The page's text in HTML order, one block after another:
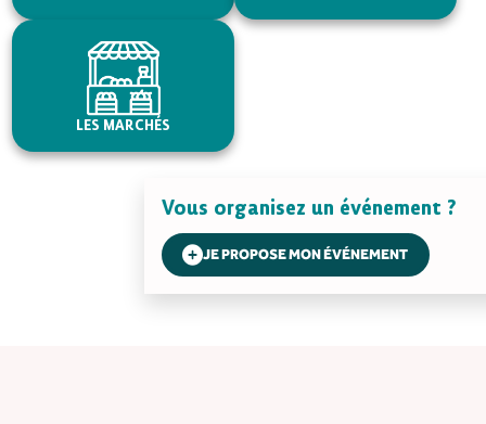
LES MARCHÉS
Vous organisez un événement ?
JE PROPOSE MON ÉVÉNEMENT